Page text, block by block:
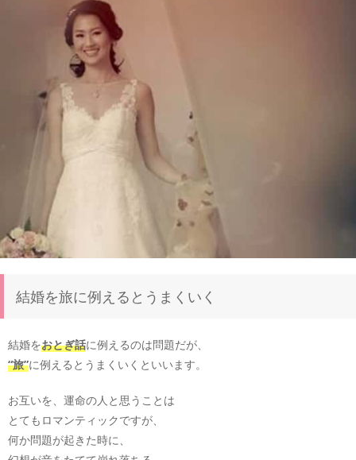
結婚を旅に例えるとうまくいく
結婚をおとぎ話に例えるのは問題だが、
“旅”に例えるとうまくいくといいます。
お互いを、運命の人と思うことは
とてもロマンティックですが、
何か問題が起きた時に、